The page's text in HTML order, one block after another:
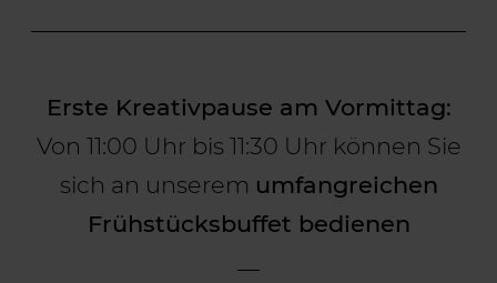
Erste Kreativpause am Vormittag:
Von 11:00 Uhr bis 11:30 Uhr können Sie
sich an unserem umfangreichen
Frühstücksbuffet bedienen